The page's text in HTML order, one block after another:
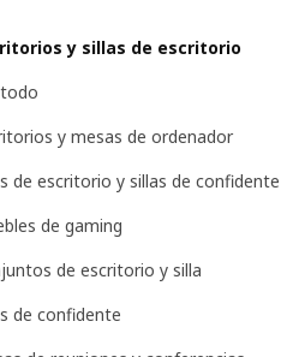
y sillas de escritorio
y mesas de ordenador
de escritorio y sillas de confidente
de gaming
de escritorio y silla
de confidente